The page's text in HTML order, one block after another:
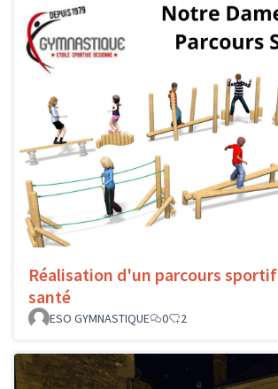
Réalisation d'un parcours sportif
santé
ESO GYMNASTIQUE
0 2